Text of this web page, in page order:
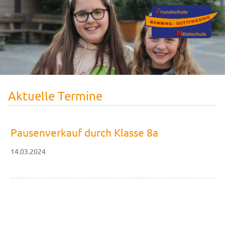
Aktuelle Termine
Pausenverkauf durch Klasse 8a
14.03.2024